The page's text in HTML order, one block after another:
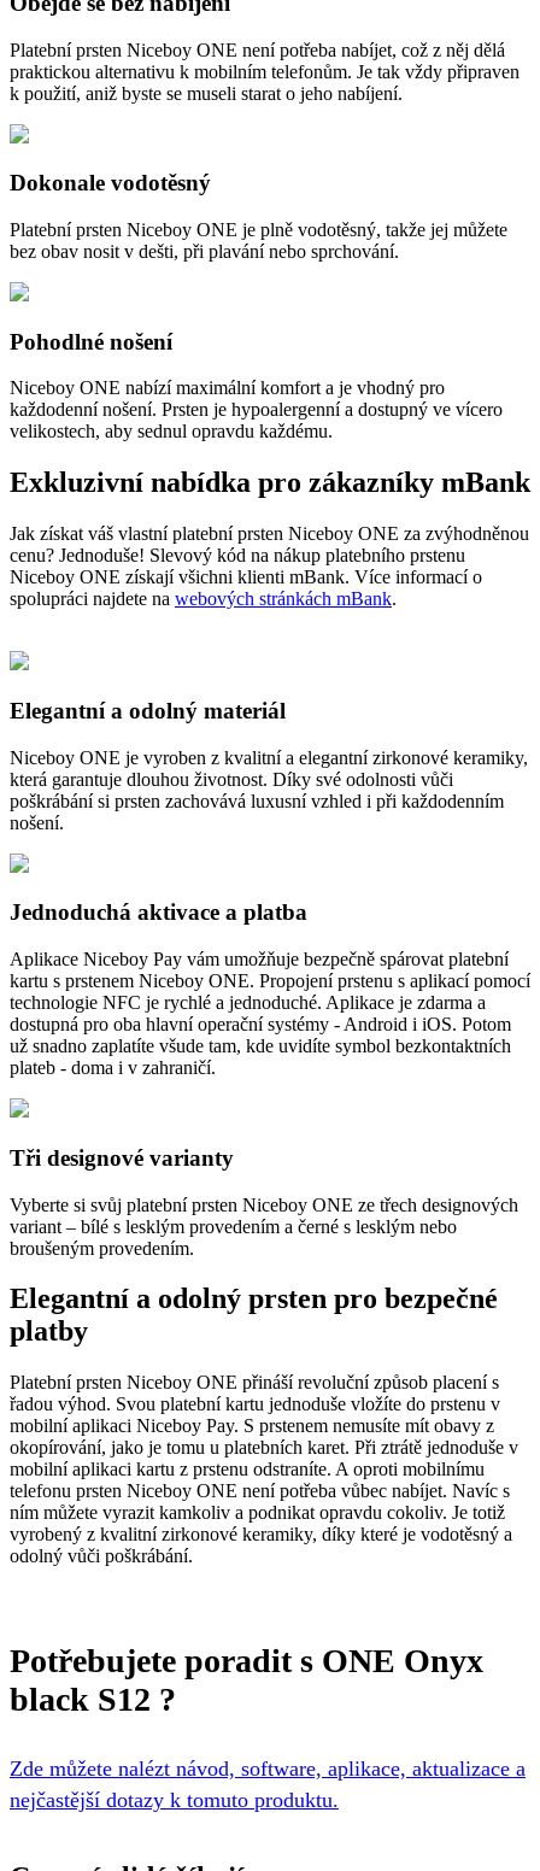
Platební prsten Niceboy ONE není potřeba nabíjet, což z něj dělá
praktickou alternativu k mobilním telefonům. Je tak vždy připraven
k použití, aniž byste se museli starat o jeho nabíjení.
Dokonale vodotěsný
Platební prsten Niceboy ONE je plně vodotěsný, takže jej můžete
bez obav nosit v dešti, při plavání nebo sprchování.
Pohodlné nošení
Niceboy ONE nabízí maximální komfort a je vhodný pro
každodenní nošení. Prsten je hypoalergenní a dostupný ve vícero
velikostech, aby sednul opravdu každému.
Exkluzivní nabídka pro zákazníky mBank
Jak získat váš vlastní platební prsten Niceboy ONE za zvýhodněnou
cenu? Jednoduše! Slevový kód na nákup platebního prstenu
Niceboy ONE získají všichni klienti mBank. Více informací o
spolupráci najdete na webových stránkách mBank.
Elegantní a odolný materiál
Niceboy ONE je vyroben z kvalitní a elegantní zirkonové keramiky,
která garantuje dlouhou životnost. Díky své odolnosti vůči
poškrábání si prsten zachovává luxusní vzhled i při každodenním
nošení.
Jednoduchá aktivace a platba
Aplikace Niceboy Pay vám umožňuje bezpečně spárovat platební
kartu s prstenem Niceboy ONE. Propojení prstenu s aplikací pomocí
technologie NFC je rychlé a jednoduché. Aplikace je zdarma a
dostupná pro oba hlavní operační systémy - Android i iOS. Potom
už snadno zaplatíte všude tam, kde uvidíte symbol bezkontaktních
plateb - doma i v zahraničí.
Tři designové varianty
Vyberte si svůj platební prsten Niceboy ONE ze třech designových
variant – bílé s lesklým provedením a černé s lesklým nebo
broušeným provedením.
Elegantní a odolný prsten pro bezpečné
platby
Platební prsten Niceboy ONE přináší revoluční způsob placení s
řadou výhod. Svou platební kartu jednoduše vložíte do prstenu v
mobilní aplikaci Niceboy Pay. S prstenem nemusíte mít obavy z
okopírování, jako je tomu u platebních karet. Při ztrátě jednoduše v
mobilní aplikaci kartu z prstenu odstraníte. A oproti mobilnímu
telefonu prsten Niceboy ONE není potřeba vůbec nabíjet. Navíc s
ním můžete vyrazit kamkoliv a podnikat opravdu cokoliv. Je totiž
vyrobený z kvalitní zirkonové keramiky, díky které je vodotěsný a
odolný vůči poškrábání.
Potřebujete poradit s ONE Onyx
black S12 ?
Zde můžete nalézt návod, software, aplikace, aktualizace a
nejčastější dotazy k tomuto produktu.